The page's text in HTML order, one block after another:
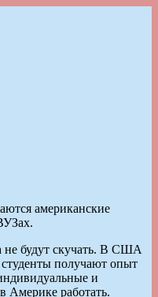
американские
не будут скучать. В США
получают опыт
и
Америке работать.